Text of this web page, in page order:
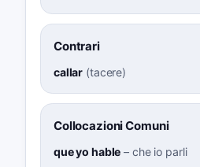
Contrari
callar (tacere)
Collocazioni Comuni
que yo hable – che io parli